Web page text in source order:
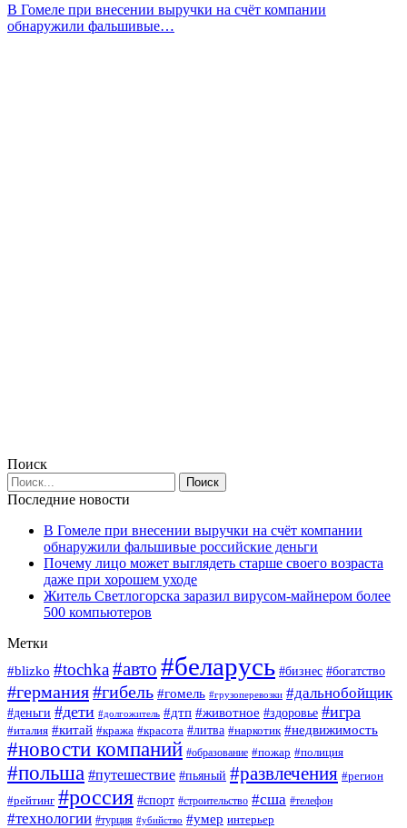
В Гомеле при внесении выручки на счёт компании
обнаружили фальшивые…
Поиск
Последние новости
В Гомеле при внесении выручки на счёт компании
обнаружили фальшивые российские деньги
Почему лицо может выглядеть старше своего возраста
даже при хорошем уходе
Житель Светлогорска заразил вирусом-майнером более
500 компьютеров
Метки
#blizko #tochka#авто #беларусь #бизнес #богатство
#германия#гибель #гомель #грузоперевозки #дальнобойщик
#деньги #дети #долгожитель #дтп #животное #здоровье #игра
#италия #китай #кража #красота #литва #наркотик #недвижимость
#новости компаний #образование #пожар #полиция
#польша #путешествие #пьяный #развлечения #регион
#рейтинг #россия #спорт #строительство #сша #телефон
#технологии #турция #убийство #умер интерьер